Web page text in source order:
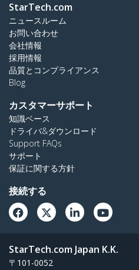
StarTech.com
ニュースルーム
お問い合わせ
会社情報
採用情報
品質とコンプライアンス
Blog
カスタマーサポート
知識ベース
ドライバ&ダウンロード
Support FAQs
サポート
保証に関する方針
接続する
StarTech.com Japan K.K.
〒101-0052